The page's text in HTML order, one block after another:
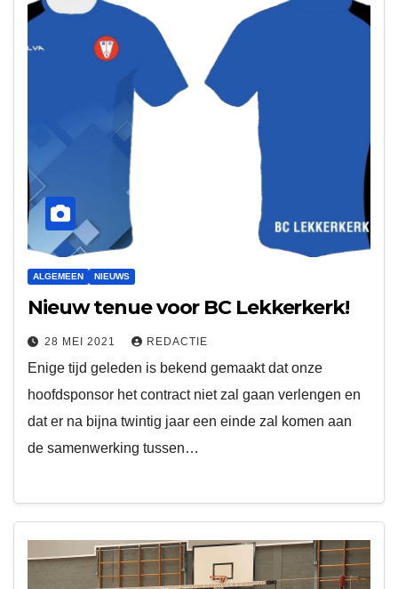
ALGEMEEN NIEUWS
Nieuw tenue voor BC Lekkerkerk!
28 MEI 2021 REDACTIE
Enige tijd geleden is bekend gemaakt dat onze
hoofdsponsor het contract niet zal gaan verlengen en
dat er na bijna twintig jaar een einde zal komen aan
de samenwerking tussen…